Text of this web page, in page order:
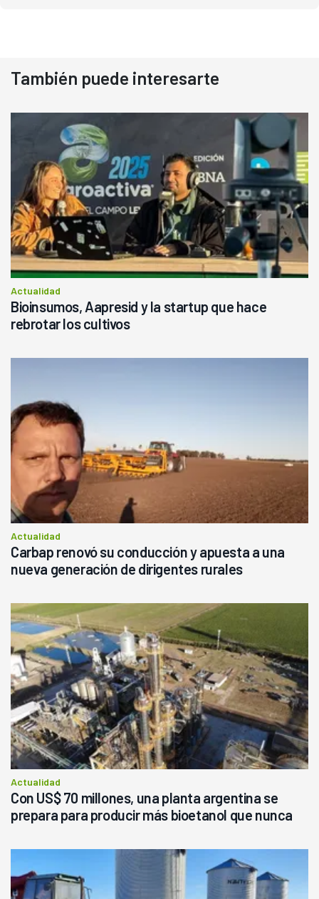
También puede interesarte
Actualidad
Bioinsumos, Aapresid y la startup que hace
rebrotar los cultivos
Actualidad
Carbap renovó su conducción y apuesta a una
nueva generación de dirigentes rurales
Actualidad
Con US$ 70 millones, una planta argentina se
prepara para producir más bioetanol que nunca